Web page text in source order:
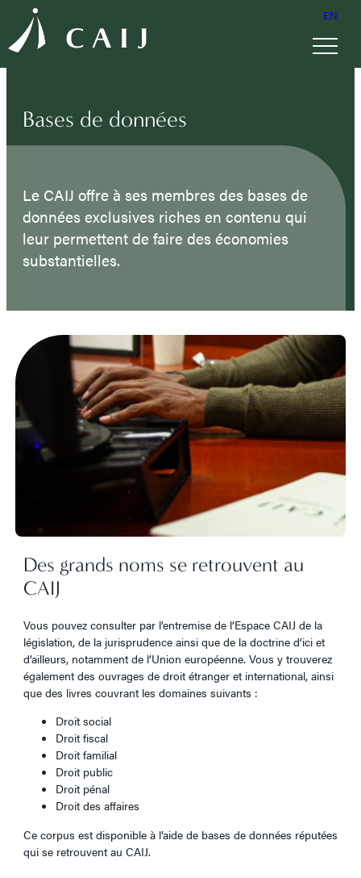
EN
Bases de données
Le CAIJ offre à ses membres des bases de
données exclusives riches en contenu qui
leur permettent de faire des économies
substantielles.
Des grands noms se retrouvent au
CAIJ
Vous pouvez consulter par l’entremise de l’Espace CAIJ de la
législation, de la jurisprudence ainsi que de la doctrine d’ici et
d’ailleurs, notamment de l’Union européenne. Vous y trouverez
également des ouvrages de droit étranger et international, ainsi
que des livres couvrant les domaines suivants :
Droit social
Droit fiscal
Droit familial
Droit public
Droit pénal
Droit des affaires
Ce corpus est disponible à l’aide de bases de données réputées
qui se retrouvent au CAIJ.